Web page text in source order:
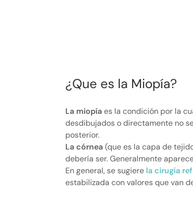
¿Que es la Miopía?
La miopíaes la condición por la
desdibujados o directamente no
posterior.
La córnea(que es la capa de
debería ser. Generalmente
En general, se sugiere la cirugía
estabilizada con valores que van